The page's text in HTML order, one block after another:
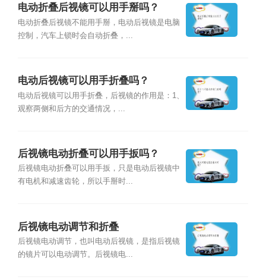
电动折叠后视镜可以用手掰吗？
电动折叠后视镜不能用手掰，电动后视镜是电脑
控制，汽车上锁时会自动折叠，...
电动后视镜可以用手折叠吗？
电动后视镜可以用手折叠，后视镜的作用是：1、
观察两侧和后方的交通情况，...
后视镜电动折叠可以用手扳吗？
后视镜电动折叠可以用手扳，只是电动后视镜中
有电机和减速齿轮，所以手掰时...
后视镜电动调节和折叠
后视镜电动调节，也叫电动后视镜，是指后视镜
的镜片可以电动调节。后视镜电...